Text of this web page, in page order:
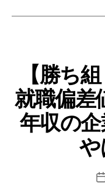
【勝ち
就職偏差
年収の
や